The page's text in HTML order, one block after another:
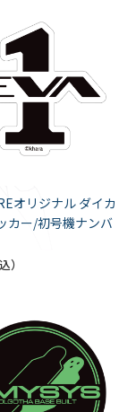
オリジナル ダイカ
カー/初号機ナンバ